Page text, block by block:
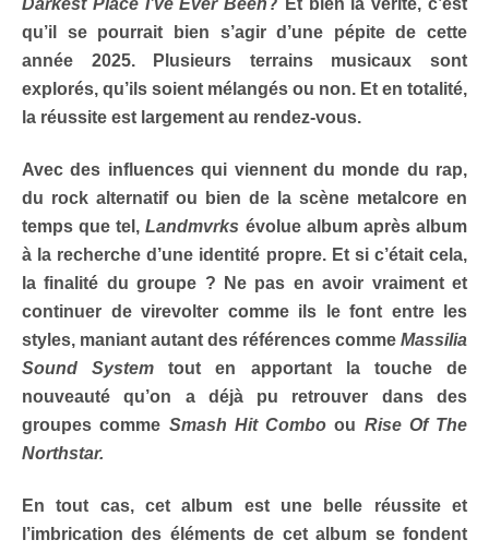
qu’il se pourrait bien s’agir d’une pépite de cette
année 2025. Plusieurs terrains musicaux sont
explorés, qu’ils soient mélangés ou non. Et en totalité,
la réussite est largement au rendez-vous.
Avec des influences qui viennent du monde du rap,
du rock alternatif ou bien de la scène metalcore en
temps que tel,Landmvrks évolue album après album
à la recherche d’une identité propre. Et si c’était cela,
la finalité du groupe ? Ne pas en avoir vraiment et
continuer de virevolter comme ils le font entre les
styles, maniant autant des références comme Massilia
Sound System tout en apportant la touche de
nouveauté qu’on a déjà pu retrouver dans des
groupes comme Smash Hit Combo ou Rise Of The
Northstar.
En tout cas, cet album est une belle réussite et
l’imbrication des éléments de cet album se fondent